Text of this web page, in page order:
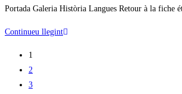
Portada Galeria Història Langues Retour à la fiche
Continueu llegint
1
2
3